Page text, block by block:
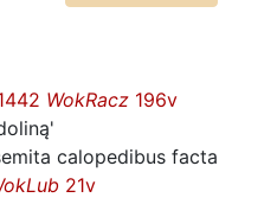
WokRacz 196v
calopedibus facta
21v